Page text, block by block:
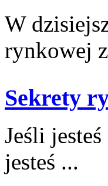
W
rynkowej
Sekrety
Jeśli
jesteś ...